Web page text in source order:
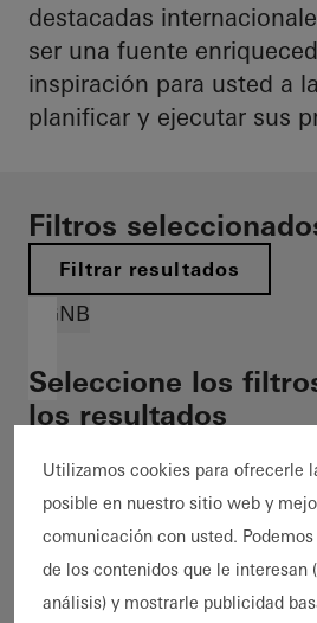
destacadas
ser una fuente
inspiración para usted a
planificar y ejecutar sus
Filtros
Filtrar resultados
DGNB
Seleccione los
los resultados
10 Referencias
10 Mostrar
Utilizamos cookies para ofrecerle
posible en nuestro sitio web y
comunicación con usted.
de los contenidos que le interesan
análisis) y mostrarle publicidad